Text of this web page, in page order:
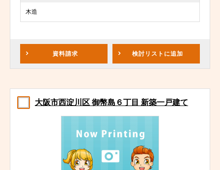
木造
資料請求 検討リスト に追加
大阪市西淀川区 御幣島６丁目 新築一戸建て